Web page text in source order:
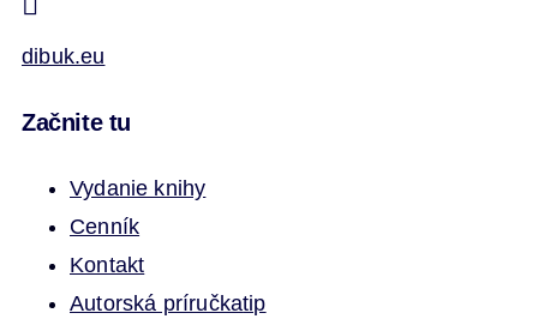
dibuk.eu
Začnite tu
Vydanie knihy
Cenník
Kontakt
Autorská príručkatip